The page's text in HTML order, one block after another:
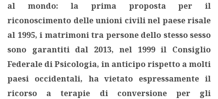
al mondo: la prima proposta per il
riconoscimento delle unioni civili nel paese risale
al 1995, i matrimoni tra persone dello stesso sesso
sono garantiti dal 2013, nel 1999 il Consiglio
Federale di Psicologia, in anticipo rispetto a molti
paesi occidentali, ha vietato espressamente il
ricorso a terapie di conversione per gli